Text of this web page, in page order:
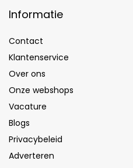
Informatie
Contact
Klantenservice
Over ons
Onze webshops
Vacature
Blogs
Privacybeleid
Adverteren